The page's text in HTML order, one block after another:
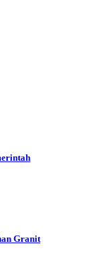
Granit